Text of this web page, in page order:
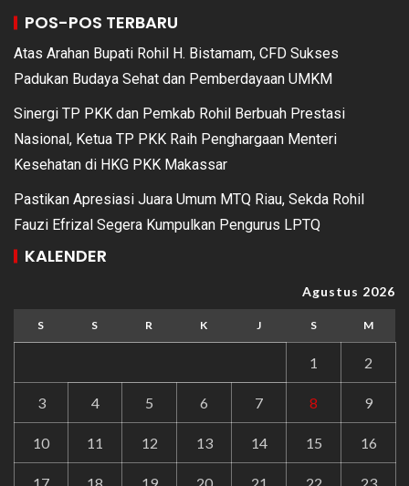
POS-POS TERBARU
Atas Arahan Bupati Rohil H. Bistamam, CFD Sukses
Padukan Budaya Sehat dan Pemberdayaan UMKM
Sinergi TP PKK dan Pemkab Rohil Berbuah Prestasi
Nasional, Ketua TP PKK Raih Penghargaan Menteri
Kesehatan di HKG PKK Makassar
Pastikan Apresiasi Juara Umum MTQ Riau, Sekda Rohil
Fauzi Efrizal Segera Kumpulkan Pengurus LPTQ
KALENDER
Agustus 2026
S S R K J S M
1 2
3 4 5 6 7 8 9
10 11 12 13 14 15 16